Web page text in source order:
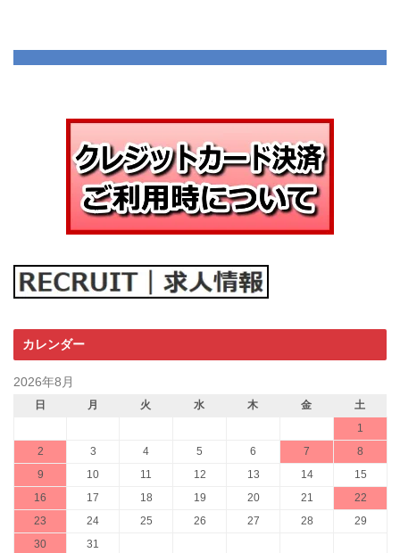
カレンダー
2026年8月
日 月 火 水 木 金
土
1
2
3 4 5 6 7
8
9
10 11 12 13 14
15
16
17 18 19 20 21
22
23
24 25 26 27 28
29
30
31